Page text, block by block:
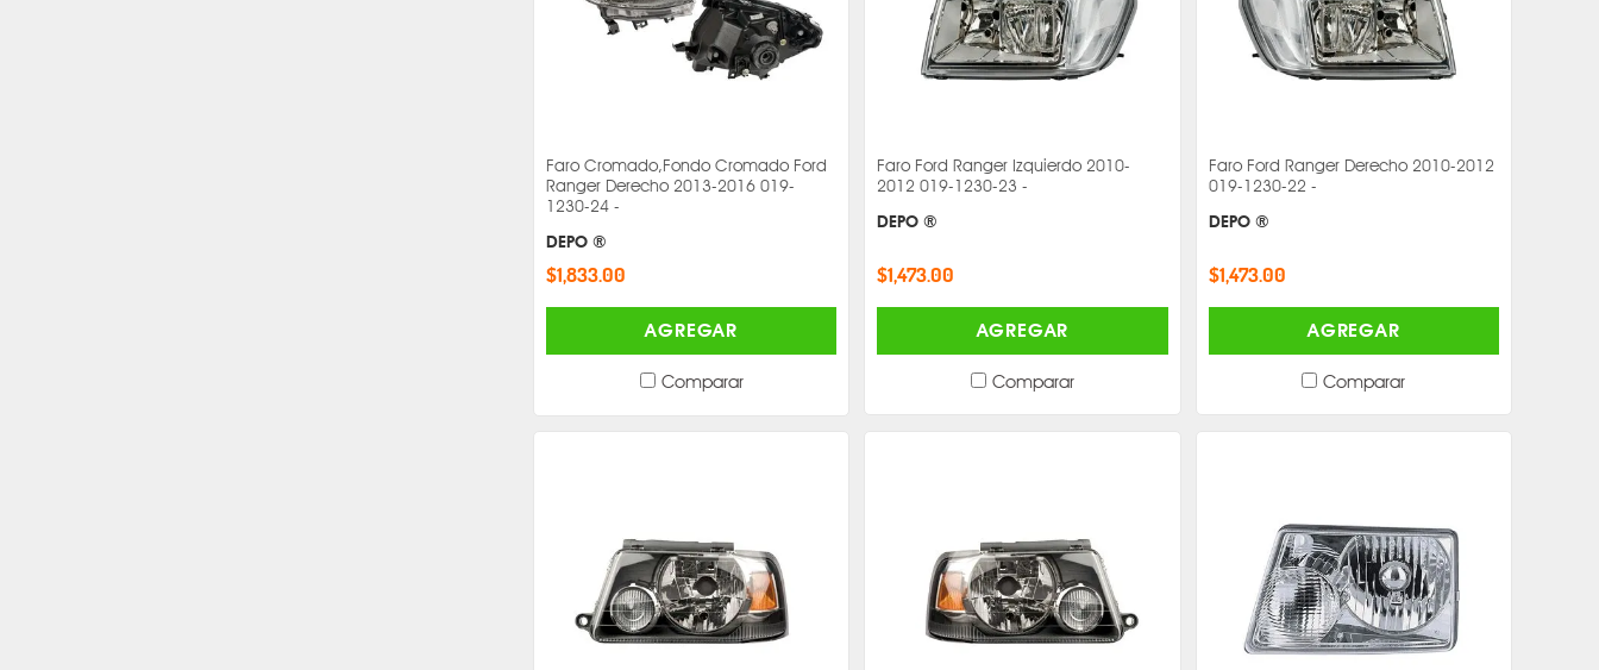
Faro Cromado,Fondo Cromado Ford
Ranger Derecho 2013-2016 019-
1230-24 -
DEPO ®
$1,833.00
AGREGAR
Comparar
Faro Ford Ranger Izquierdo 2010-
2012 019-1230-23 -
DEPO ®
$1,473.00
AGREGAR
Comparar
Faro Ford Ranger Derecho 2010-2012
019-1230-22 -
DEPO ®
$1,473.00
AGREGAR
Comparar